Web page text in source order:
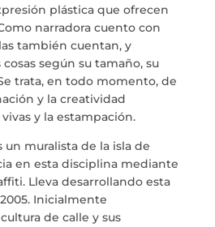
Dulce Xerach
922 28 00 28
plástica que ofrecen
narradora cuento con
también cuentan, y
según su tamaño, su
trata, en todo momento, de
y la creatividad
y la estampación.
muralista de la isla de
en esta disciplina mediante
Lleva desarrollando esta
Inicialmente
de calle y sus